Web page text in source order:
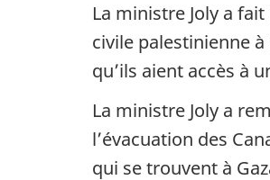
La ministre Joly a
civile palestinienne
qu’ils aient accès à
La ministre Joly a
l’évacuation des
qui se trouvent à